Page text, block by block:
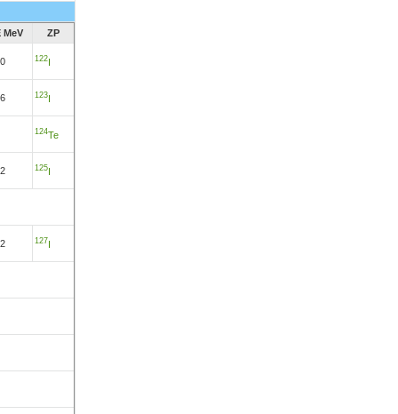
MeV ZP
122
123
124Te
125
127